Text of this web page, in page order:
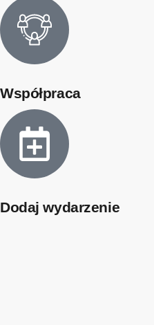
Współpraca
Dodaj wydarzenie